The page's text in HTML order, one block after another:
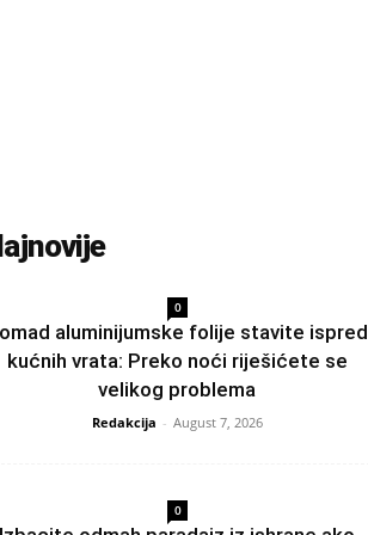
0
aluminijumske folije stavite ispred
kućnih vrata: Preko noći riješićete se
velikog problema
Redakcija - August 7, 2026
0